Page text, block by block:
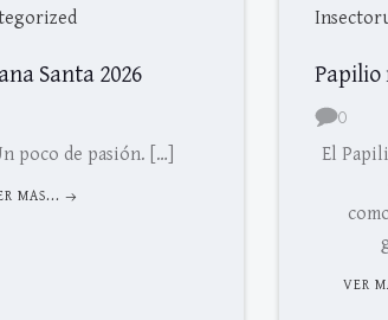
Santa 2026
poco de pasión. […]
MAS...
Papilio
0
El
VER